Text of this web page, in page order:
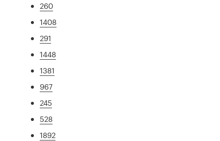
260
1408
291
1448
1381
967
245
528
1892